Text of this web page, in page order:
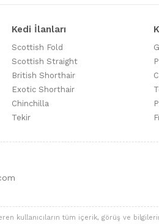
Kedi İlanları
Scottish Fold
Scottish Straight
British Shorthair
Exotic Shorthair
Chinchilla
Tekir
kullanıcıların tüm içerik, görüş ve